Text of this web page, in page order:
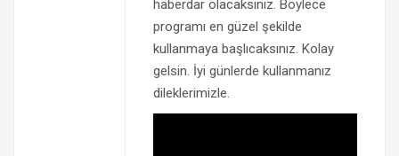
haberdar olacaksınız. Böylece
programı en güzel şekilde
kullanmaya başlıcaksınız. Kolay
gelsin. İyi günlerde kullanmanız
dileklerimizle.